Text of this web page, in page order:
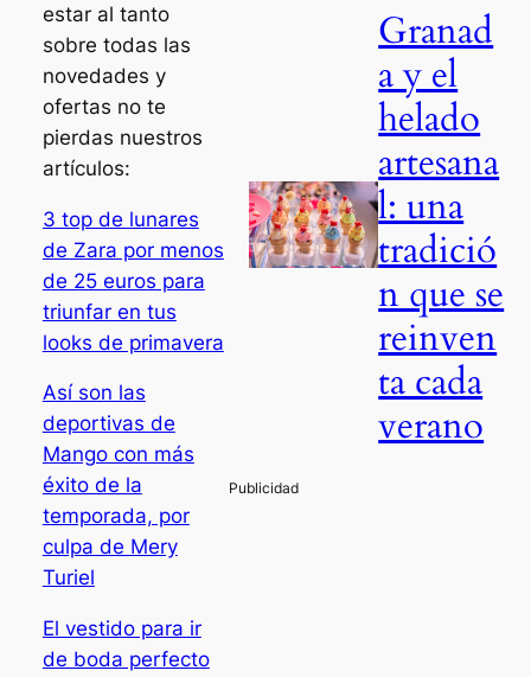
estar al tanto
sobre todas las
novedades y
ofertas no te
pierdas nuestros
artículos:
3 top de lunares
de Zara por menos
de 25 euros para
triunfar en tus
looks de primavera
Así son las
deportivas de
Mango con más
éxito de la
temporada, por
culpa de Mery
Turiel
El vestido para ir
de boda perfecto
Granad
a y el
helado
artesana
l: una
tradició
n que se
reinven
ta cada
verano